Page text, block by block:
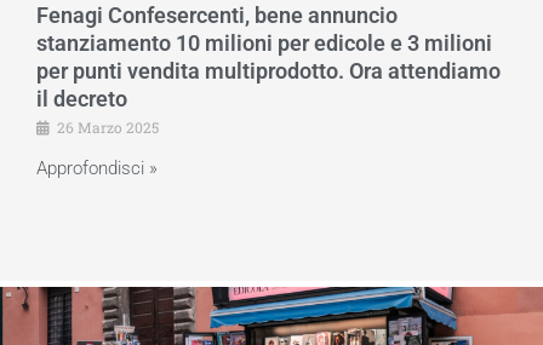
Fenagi Confesercenti, bene annuncio
stanziamento 10 milioni per edicole e 3 milioni
per punti vendita multiprodotto. Ora attendiamo
il decreto
26 Marzo 2025
Approfondisci »